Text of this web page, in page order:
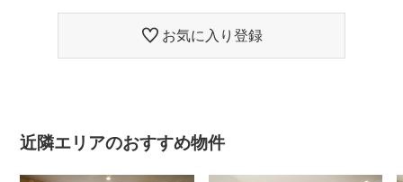
お気に入り登録
近隣エリアのおすすめ物件